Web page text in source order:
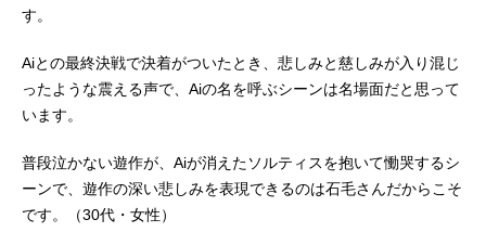
す。
Aiとの最終決戦で決着がついたとき、悲しみと慈しみが入り混じ
ったような震える声で、Aiの名を呼ぶシーンは名場面だと思って
います。
普段泣かない遊作が、Aiが消えたソルティスを抱いて慟哭するシ
ーンで、遊作の深い悲しみを表現できるのは石毛さんだからこそ
です。（30代・女性）